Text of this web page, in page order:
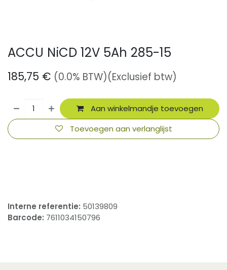
ACCU NiCD 12V 5Ah 285-15
185,75 € (0.0% BTW)(Exclusief btw)
Aan winkelmandje toevoegen
Toevoegen aan verlanglijst
Interne referentie: 50139809
Barcode: 7611034150796